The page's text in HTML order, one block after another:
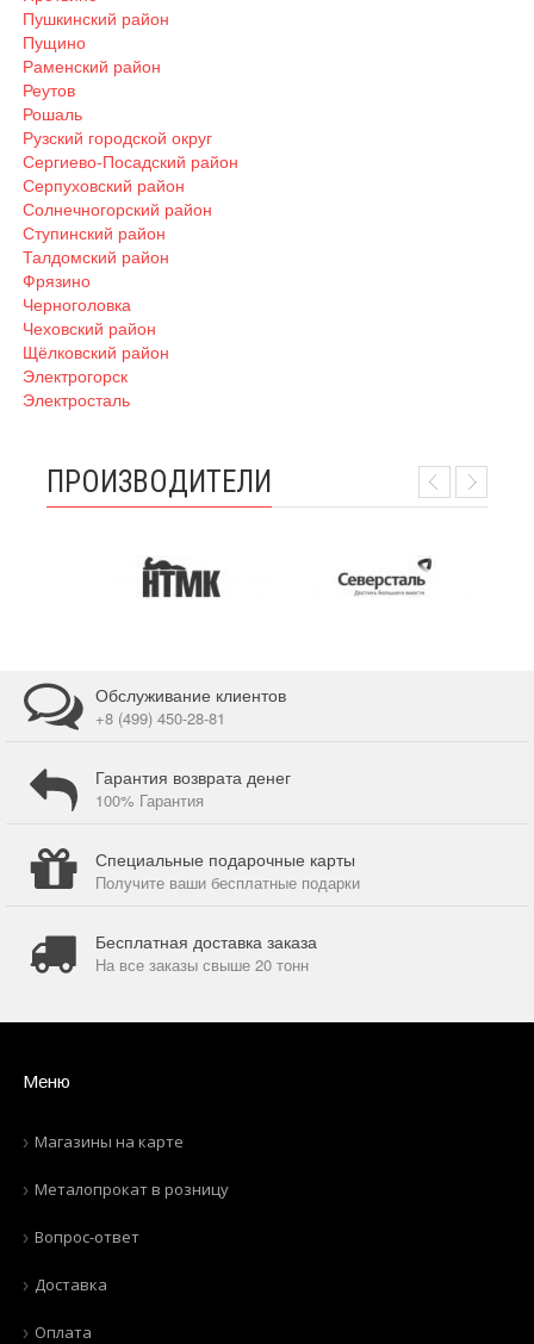
Пушкинский район
Пущино
Раменский район
Реутов
Рошаль
Рузский городской округ
Сергиево-Посадский район
Серпуховский район
Солнечногорский район
Ступинский район
Талдомский район
Фрязино
Черноголовка
Чеховский район
Щёлковский район
Электрогорск
Электросталь
ПРОИЗВОДИТЕЛИ
Обслуживание клиентов
+8 (499) 450-28-81
Гарантия возврата денег
100% Гарантия
Специальные подарочные карты
Получите ваши бесплатные подарки
Бесплатная доставка заказа
На все заказы свыше 20 тонн
Меню
Магазины на карте
Металопрокат в розницу
Вопрос-ответ
Доставка
Оплата